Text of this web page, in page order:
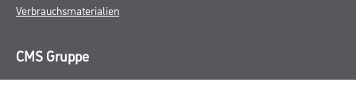
Verbrauchsmaterialien
CMS Gruppe
Unternehmen